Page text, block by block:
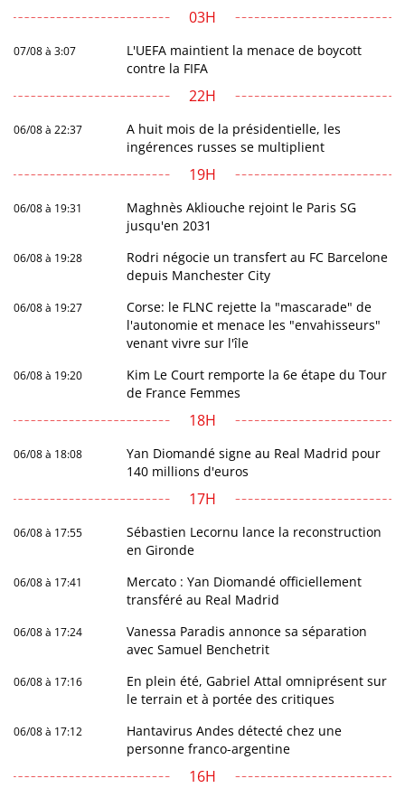
03H
07/08 à 3:07
L'UEFA maintient la menace de boycott
contre la FIFA
22H
06/08 à 22:37
A huit mois de la présidentielle, les
ingérences russes se multiplient
19H
06/08 à 19:31
Maghnès Akliouche rejoint le Paris SG
jusqu'en 2031
06/08 à 19:28
Rodri négocie un transfert au FC Barcelone
depuis Manchester City
06/08 à 19:27
Corse: le FLNC rejette la "mascarade" de
l'autonomie et menace les "envahisseurs"
venant vivre sur l'île
06/08 à 19:20
Kim Le Court remporte la 6e étape du Tour
de France Femmes
18H
06/08 à 18:08
Yan Diomandé signe au Real Madrid pour
140 millions d'euros
17H
06/08 à 17:55
Sébastien Lecornu lance la reconstruction
en Gironde
06/08 à 17:41
Mercato : Yan Diomandé officiellement
transféré au Real Madrid
06/08 à 17:24
Vanessa Paradis annonce sa séparation
avec Samuel Benchetrit
06/08 à 17:16
En plein été, Gabriel Attal omniprésent sur
le terrain et à portée des critiques
06/08 à 17:12
Hantavirus Andes détecté chez une
personne franco-argentine
16H